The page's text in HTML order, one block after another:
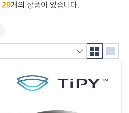
29개의 상품이 있습니다.